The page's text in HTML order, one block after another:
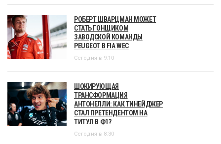
РОБЕРТ ШВАРЦМАН МОЖЕТ
СТАТЬ ГОНЩИКОМ
ЗАВОДСКОЙ КОМАНДЫ
PEUGEOT В FIA WEC
Сегодня в 9:10
ШОКИРУЮЩАЯ
ТРАНСФОРМАЦИЯ
АНТОНЕЛЛИ: КАК ТИНЕЙДЖЕР
СТАЛ ПРЕТЕНДЕНТОМ НА
ТИТУЛ В Ф1?
Сегодня в 8:30